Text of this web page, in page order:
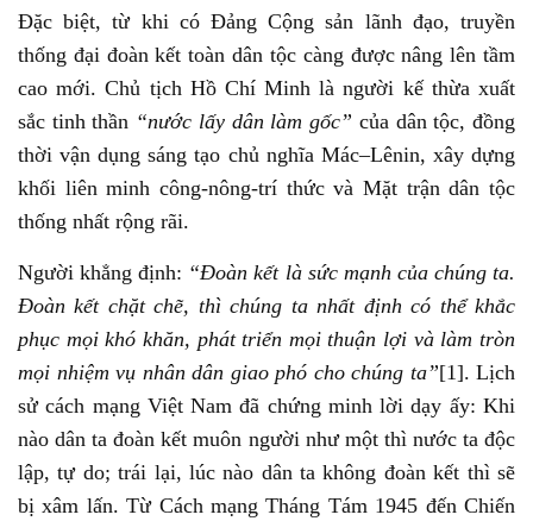
Đặc biệt, từ khi có Đảng Cộng sản lãnh đạo, truyền
thống đại đoàn kết toàn dân tộc càng được nâng lên tầm
cao mới. Chủ tịch Hồ Chí Minh là người kế thừa xuất
sắc tinh thần “nước lấy dân làm gốc” của dân tộc, đồng
thời vận dụng sáng tạo chủ nghĩa Mác–Lênin, xây dựng
khối liên minh công-nông-trí thức và Mặt trận dân tộc
thống nhất rộng rãi.
Người khẳng định: “Đoàn kết là sức mạnh của chúng ta.
Đoàn kết chặt chẽ, thì chúng ta nhất định có thể khắc
phục mọi khó khăn, phát triển mọi thuận lợi và làm tròn
mọi nhiệm vụ nhân dân giao phó cho chúng ta”[1]. Lịch
sử cách mạng Việt Nam đã chứng minh lời dạy ấy: Khi
nào dân ta đoàn kết muôn người như một thì nước ta độc
lập, tự do; trái lại, lúc nào dân ta không đoàn kết thì sẽ
bị xâm lấn. Từ Cách mạng Tháng Tám 1945 đến Chiến